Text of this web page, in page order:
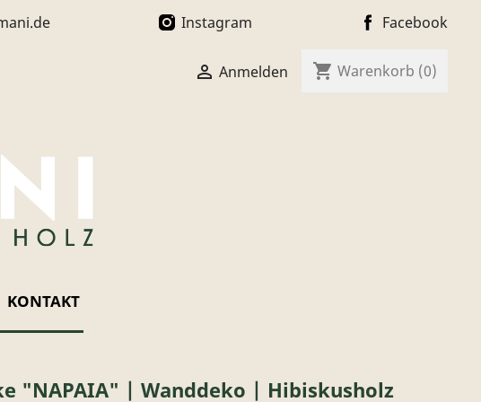
Instagram Facebook
 Anmelden shopping_cart Warenkorb (0)
KONTAKT
"NAPAIA" | Wanddeko | Hibiskusholz